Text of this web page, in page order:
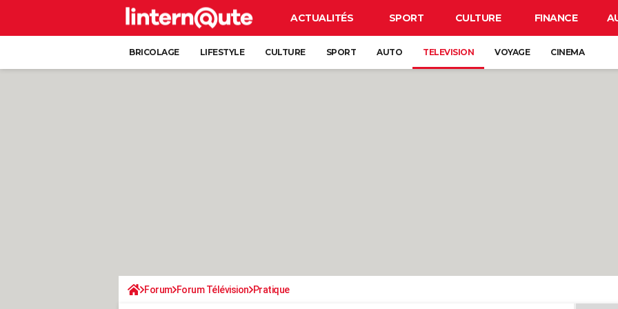
ACTUALITÉS SPORT CULTURE FINANCE
BRICOLAGE LIFESTYLE CULTURE SPORT AUTO TELEVISION VOYAGE CINEMA
Forum Forum Télévision Pratique